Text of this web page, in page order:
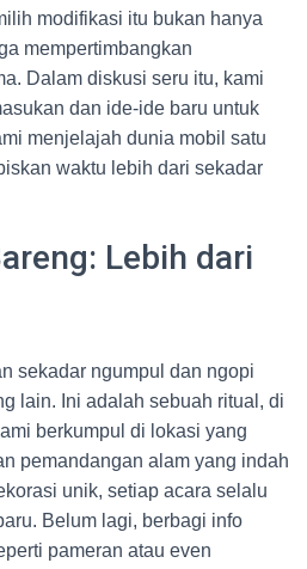
modifikasi itu bukan hanya
mempertimbangkan
Dalam diskusi seru itu, kami
dan ide-ide baru untuk
menjelajah dunia mobil satu
waktu lebih dari sekadar
Lebih dari
sekadar ngumpul dan ngopi
lain. Ini adalah sebuah ritual, di
berkumpul di lokasi yang
pemandangan alam yang indah
unik, setiap acara selalu
Belum lagi, berbagi info
pameran atau even